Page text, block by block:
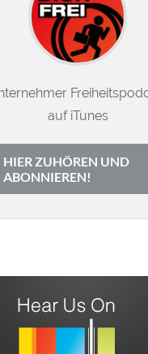
auf iTunes
HIER ZUHÖREN UND
ABONNIEREN!